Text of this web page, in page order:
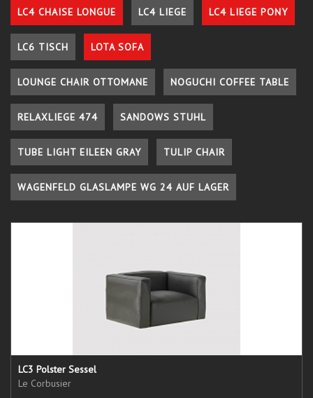
LC4 CHAISE LONGUE LC4 LIEGE LC4 LIEGE PONY
LC6 TISCH LOTA SOFA
LOUNGE CHAIR OTTOMANE NOGUCHI COFFEE TABLE
RELAXLIEGE 474 SANDOWS STUHL
TUBE LIGHT EILEEN GRAY TULIP CHAIR
WAGENFELD GLASLAMPE WG 24 AUF LAGER
LC3 Polster Sessel
Le Corbusier